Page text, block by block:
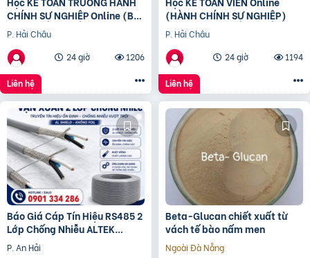
CHÍNH SỰ NGHIỆP Online (Bộ
tài chính) cấp chứng chỉ để
bổ nhiệm
P. Hải Châu
24 giờ
1206
Liên hệ
(HÀNH CHÍNH SỰ NGHIỆP)
P. Hải Châu
24 giờ
1194
Liên hệ
Báo Giá Cáp Tín Hiệu RS485 2
Lớp Chống Nhiễu ALTEK
KABEL | Đồng Nguyên Chất
100%, Chống Nhiễu Tối
P. An Hải
Beta-Glucan chiết xuất từ
vách tế bào nấm men
Ngoài Đà Nẵng